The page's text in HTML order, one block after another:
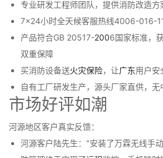
专业研发工程师团队，提供消防改造方
7×24小时全天候客服热线4006-016-
产品符合GB 20517-2006国家标准，
双重保障
买消防设备送火灾保险，让广东用户安
自有工厂研发生产，源头厂家直供，
市场好评如潮
河源地区客户真实反馈：
河源客户陆先生："安装了万霖无线手